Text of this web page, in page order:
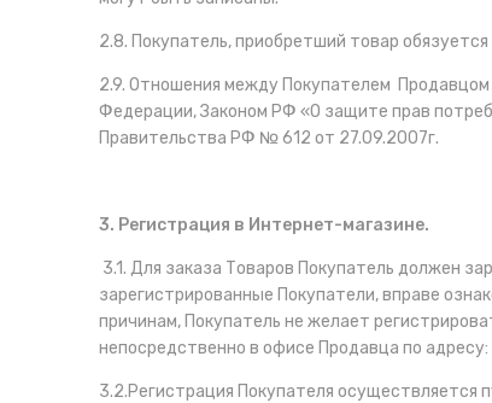
2.8. Покупатель, приобретший товар
2.9. Отношения между Покупателем Продавцом
Федерации, Законом РФ «О защите прав
Правительства РФ № 612 от 27.09.2007г.
3. Регистрация в Интернет-магазине.
3.1. Для заказа Товаров Покупатель должен
зарегистрированные Покупатели, вправе
причинам, Покупатель не желает
непосредственно в офисе Продавца по
3.2.Регистрация Покупателя осуществляется